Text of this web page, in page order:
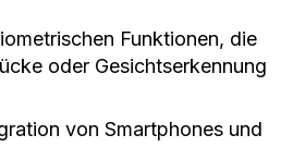
Funktionen, die
oder Gesichtserkennung
von Smartphones und